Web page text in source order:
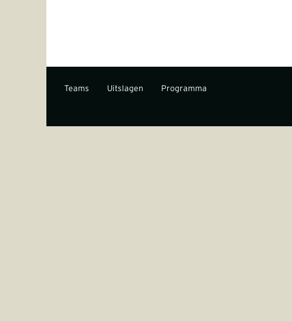
Teams Uitslagen Programma